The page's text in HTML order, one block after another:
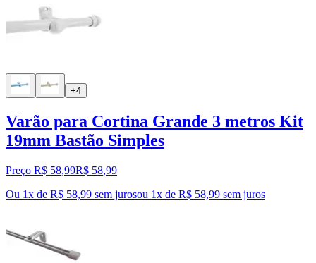
+4
Varão para Cortina Grande 3 metros Kit
19mm Bastão Simples
Preço R$ 58,99R$ 58,99
Ou 1x de R$ 58,99 sem jurosou 1x de R$ 58,99 sem juros